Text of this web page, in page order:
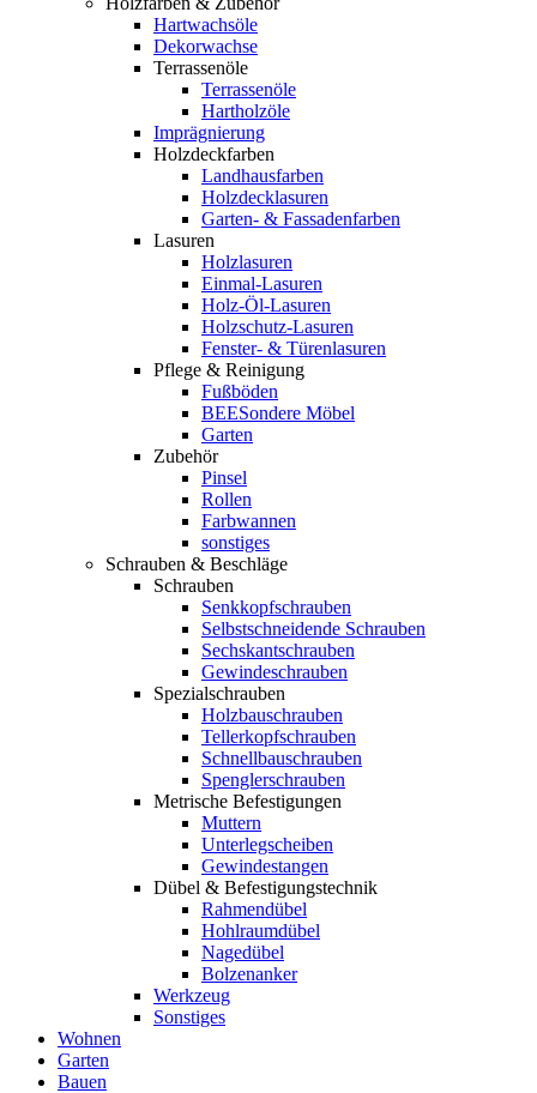
Hartwachsöle
Dekorwachse
Terrassenöle
Terrassenöle
Hartholzöle
Imprägnierung
Holzdeckfarben
Landhausfarben
Holzdecklasuren
Garten- & Fassadenfarben
Lasuren
Holzlasuren
Einmal-Lasuren
Holz-Öl-Lasuren
Holzschutz-Lasuren
Fenster- & Türenlasuren
Pflege & Reinigung
Fußböden
BEESondere Möbel
Garten
Zubehör
Pinsel
Rollen
Farbwannen
sonstiges
Schrauben & Beschläge
Schrauben
Senkkopfschrauben
Selbstschneidende Schrauben
Sechskantschrauben
Gewindeschrauben
Spezialschrauben
Holzbauschrauben
Tellerkopfschrauben
Schnellbauschrauben
Spenglerschrauben
Metrische Befestigungen
Muttern
Unterlegscheiben
Gewindestangen
Dübel & Befestigungstechnik
Rahmendübel
Hohlraumdübel
Nagedübel
Bolzenanker
Werkzeug
Sonstiges
Wohnen
Garten
Bauen